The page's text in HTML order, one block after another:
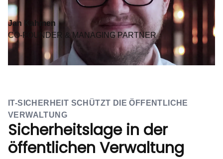
Jan Kahmen
CO-FOUNDER & MANAGING PARTNER
IT-SICHERHEIT SCHÜTZT DIE ÖFFENTLICHE
VERWALTUNG
Sicherheitslage in der
öffentlichen Verwaltung